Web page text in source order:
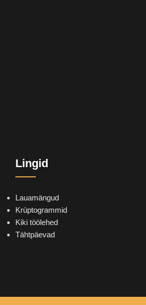
Lingid
Lauamängud
Krüptogrammid
Kiki töölehed
Tähtpäevad